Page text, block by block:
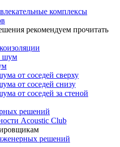
комплексы
рекомендуем прочитать
шум
от соседей сверху
от соседей снизу
от соседей за стеной
решений
Acoustic Club
решений